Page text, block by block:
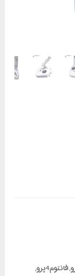
,فانتوم4پرو ,